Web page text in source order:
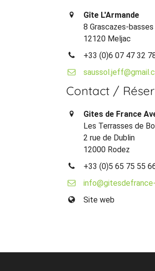
Gîte L'Armande
8 Grascazes-basses
12120 Meljac
+33 (0)6 07 47 32
Contact /
Gites de France
Les Terrasses de
2 rue de Dublin
12000 Rodez
+33 (0)5 65 75 55
Site web